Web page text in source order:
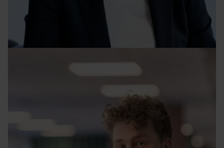
Foto: Johanna Bakos
Så blir glappet i ditt CV en styrka
Lisa Wallström • 12 nov. 2025